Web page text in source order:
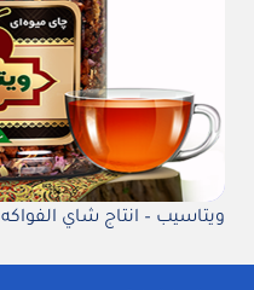
ويتاسيب – انتاج شاي الفواكه